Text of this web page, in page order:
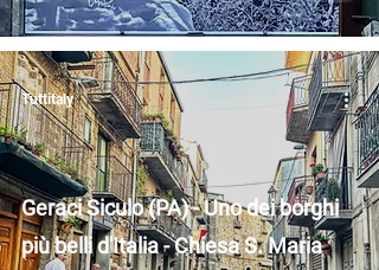
Geraci Siculo (PA) - Uno dei borghi
più belli d'Italia - Chiesa S. Maria
Tuttitaly